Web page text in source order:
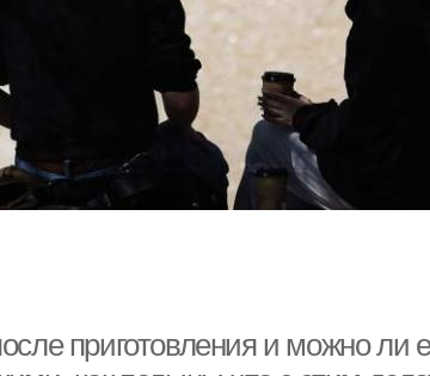
приготовления и можно ли